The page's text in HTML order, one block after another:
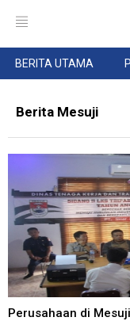
BERITA UTAMA
Berita Mesuji
Perusahaan di